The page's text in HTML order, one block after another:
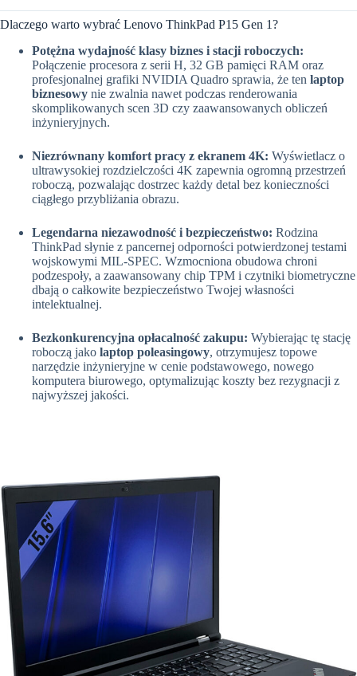
Dlaczego warto wybrać Lenovo ThinkPad P15 Gen 1?
Potężna wydajność klasy biznes i stacji roboczych:
Połączenie procesora z serii H, 32 GB pamięci RAM oraz
profesjonalnej grafiki NVIDIA Quadro sprawia, że ten laptop
biznesowy nie zwalnia nawet podczas renderowania
skomplikowanych scen 3D czy zaawansowanych obliczeń
inżynieryjnych.
Niezrównany komfort pracy z ekranem 4K: Wyświetlacz o
ultrawysokiej rozdzielczości 4K zapewnia ogromną przestrzeń
roboczą, pozwalając dostrzec każdy detal bez konieczności
ciągłego przybliżania obrazu.
Legendarna niezawodność i bezpieczeństwo: Rodzina
ThinkPad słynie z pancernej odporności potwierdzonej testami
wojskowymi MIL-SPEC. Wzmocniona obudowa chroni
podzespoły, a zaawansowany chip TPM i czytniki biometryczne
dbają o całkowite bezpieczeństwo Twojej własności
intelektualnej.
Bezkonkurencyjna opłacalność zakupu: Wybierając tę stację
roboczą jako laptop poleasingowy, otrzymujesz topowe
narzędzie inżynieryjne w cenie podstawowego, nowego
komputera biurowego, optymalizując koszty bez rezygnacji z
najwyższej jakości.